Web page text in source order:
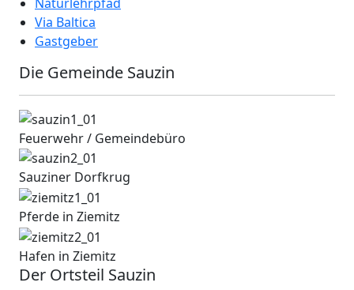
Via Baltica
Gastgeber
Die Gemeinde Sauzin
Feuerwehr / Gemeindebüro
Sauziner Dorfkrug
Pferde in Ziemitz
Hafen in Ziemitz
Der Ortsteil Sauzin